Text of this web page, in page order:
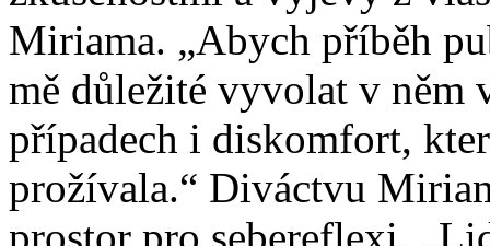
Miriama. „Abych příběh
mě důležité vyvolat v něm
případech i diskomfort,
prožívala.“ Diváctvu